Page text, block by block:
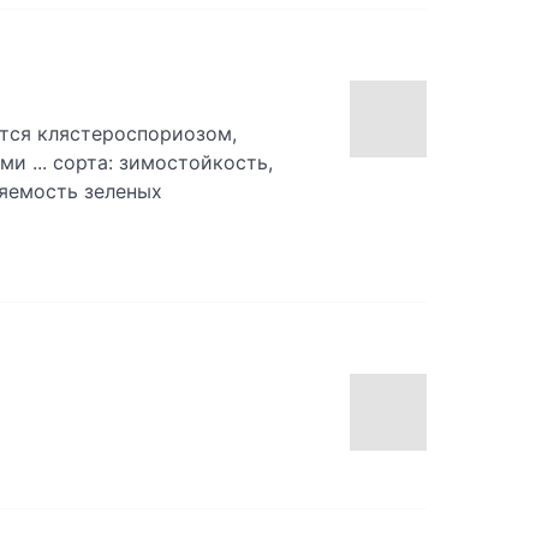
клястероспориозом,
... сорта: зимостойкость,
зеленых